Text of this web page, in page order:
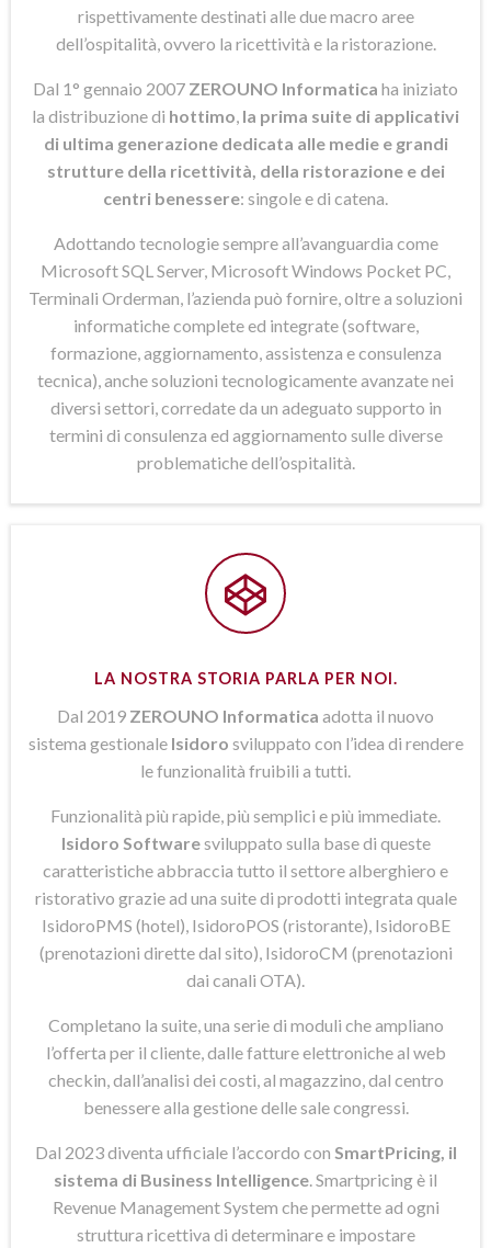
rispettivamente destinati alle due macro aree
dell’ospitalità, ovvero la ricettività e la ristorazione.
Dal 1° gennaio 2007 ZEROUNO Informatica ha iniziato
la distribuzione di hottimo la prima suite di applicativi
di ultima generazione dedicata alle medie e grandi
strutture della ricettività, della ristorazione e dei
centri benessere: singole e di catena.
Adottando tecnologie sempre all’avanguardia come
Microsoft SQL Server, Microsoft Windows Pocket PC,
Terminali Orderman, l’azienda può fornire, oltre a soluzioni
informatiche complete ed integrate (software,
formazione, aggiornamento, assistenza e consulenza
tecnica), anche soluzioni tecnologicamente avanzate nei
diversi settori, corredate da un adeguato supporto in
termini di consulenza ed aggiornamento sulle diverse
problematiche dell’ospitalità.
LA NOSTRA STORIA PARLA PER NOI.
Dal 2019 ZEROUNO Informatica adotta il nuovo
sistema gestionale Isidoro sviluppato con l’idea di rendere
le funzionalità fruibili a tutti.
Funzionalità più rapide, più semplici e più immediate.
Isidoro Softwaresviluppato sulla base di queste
caratteristiche abbraccia tutto il settore alberghiero e
ristorativo grazie ad una suite di prodotti integrata quale
IsidoroPMS (hotel), IsidoroPOS (ristorante), IsidoroBE
(prenotazioni dirette dal sito), IsidoroCM (prenotazioni
dai canali OTA).
Completano la suite, una serie di moduli che ampliano
l’offerta per il cliente, dalle fatture elettroniche al web
checkin, dall’analisi dei costi, al magazzino, dal centro
benessere alla gestione delle sale congressi.
Dal 2023 diventa ufficiale l’accordo con SmartPricing, il
sistema di Business Intelligence . Smartpricing è il
Revenue Management System che permette ad ogni
struttura ricettiva di determinare e impostare